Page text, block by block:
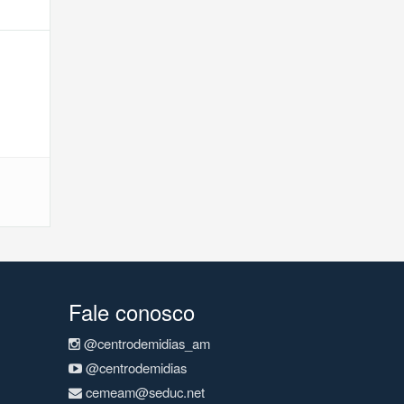
Fale conosco
@centrodemidias_am
@centrodemidias
cemeam@seduc.net